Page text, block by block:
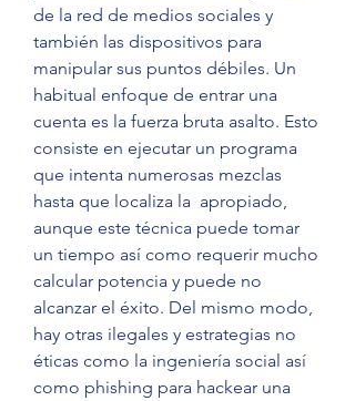
de la red de medios sociales y
también las dispositivos para
manipular sus puntos débiles. Un
habitual enfoque de entrar una
cuenta es la fuerza bruta asalto. Esto
consiste en ejecutar un programa
que intenta numerosas mezclas
hasta que localiza la  apropiado,
aunque este técnica puede tomar
un tiempo así como requerir mucho
calcular potencia y puede no
alcanzar el éxito. Del mismo modo,
hay otras ilegales y estrategias no
éticas como la ingeniería social así
como phishing para hackear una